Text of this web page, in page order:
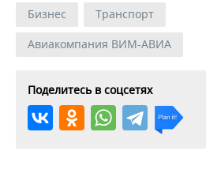
Бизнес
Транспорт
Авиакомпания ВИМ-АВИА
Поделитесь в соцсетях